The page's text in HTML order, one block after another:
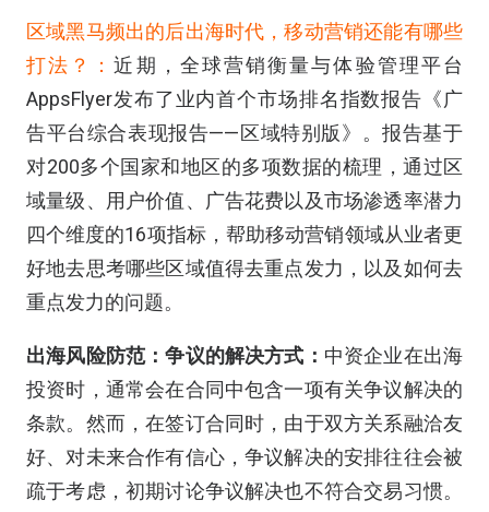
区域黑马频出的后出海时代，移动营销还能有哪些
打法？：近期，全球营销衡量与体验管理平台
AppsFlyer发布了业内首个市场排名指数报告《广
告平台综合表现报告——区域特别版》。报告基于
对200多个国家和地区的多项数据的梳理，通过区
域量级、用户价值、广告花费以及市场渗透率潜力
四个维度的16项指标，帮助移动营销领域从业者更
好地去思考哪些区域值得去重点发力，以及如何去
重点发力的问题。
出海风险防范：争议的解决方式： 中资企业在出海
投资时，通常会在合同中包含一项有关争议解决的
条款。然而，在签订合同时，由于双方关系融洽友
好、对未来合作有信心，争议解决的安排往往会被
疏于考虑，初期讨论争议解决也不符合交易习惯。